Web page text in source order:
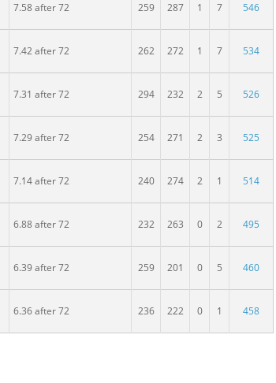
7.58 after 72 259 287 1 7 546
7.42 after 72 262 272 1 7 534
7.31 after 72 294 232 2 5 526
7.29 after 72 254 271 2 3 525
7.14 after 72 240 274 2 1 514
6.88 after 72 232 263 0 2 495
6.39 after 72 259 201 0 5 460
6.36 after 72 236 222 0 1 458